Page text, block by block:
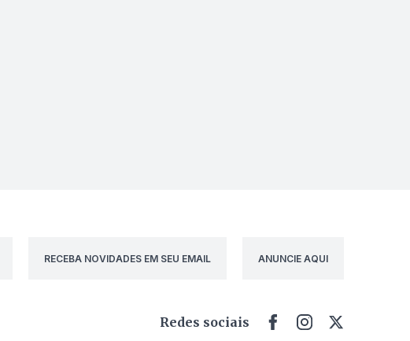
RECEBA NOVIDADES EM SEU EMAIL ANUNCIE AQUI
Redes sociais